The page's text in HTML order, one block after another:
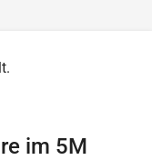
im 5M